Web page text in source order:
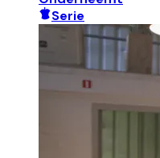
Serie